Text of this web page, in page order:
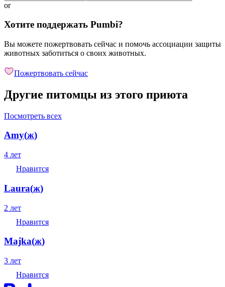
or
Хотите поддержать Pumbi?
Вы можете пожертвовать сейчас и помочь ассоциации защиты
животных заботиться о своих животных.
Пожертвовать сейчас
Другие питомцы из этого приюта
Посмотреть всех
Amy(ж)
4 лет
Нравится
Laura(ж)
2 лет
Нравится
Majka(ж)
3 лет
Нравится